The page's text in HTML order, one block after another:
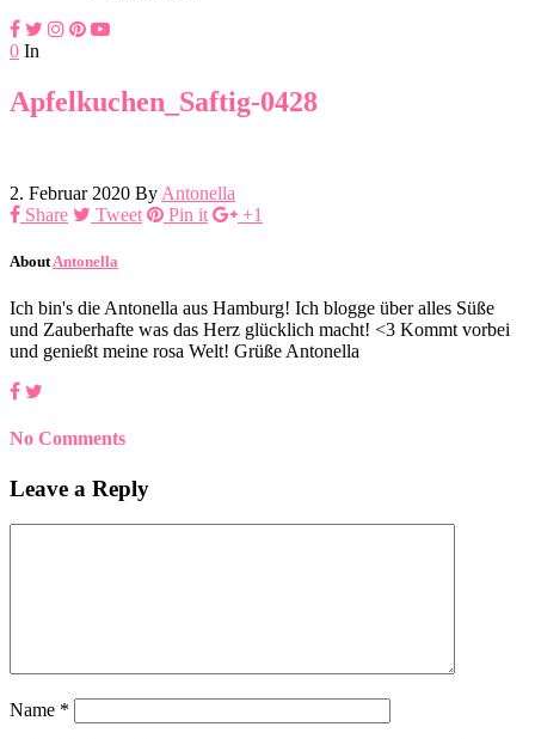
0 In
Apfelkuchen_Saftig-0428
2. Februar 2020 By Antonella
Share
Tweet Pin it +1
About Antonella
Ich bin's die Antonella aus Hamburg! Ich blogge über alles Süße
und Zauberhafte was das Herz glücklich macht! <3 Kommt vorbei
und genießt meine rosa Welt! Grüße Antonella
No Comments
Leave a Reply
Name *